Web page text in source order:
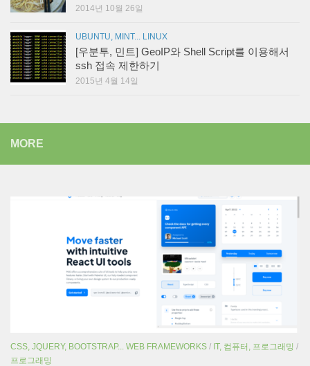
2014년 10월 26일
UBUNTU, MINT... LINUX
[우분투, 민트] GeoIP와 Shell Script를 이용해서
ssh 접속 제한하기
2015년 4월 14일
MORE
CSS, JQUERY, BOOTSTRAP... WEB FRAMEWORKS / IT, 컴퓨터, 프로그래밍 /
프로그래밍